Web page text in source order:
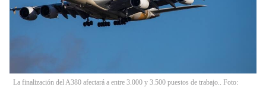
La finalización del A380 afectará a entre 3.000 y 3.500 puestos de trabajo.. Foto: